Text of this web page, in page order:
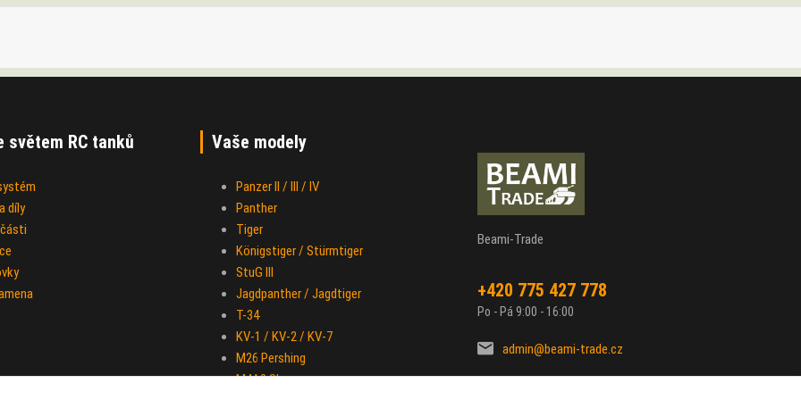
světem RC tanků
díly
Vaše modely
Panzer II / III / IV
Panther
Tiger
Königstiger / Stürmtiger
StuG III
Jagdpanther / Jagdtiger
T-34
KV-1 / KV-2 / KV-7
M26 Pershing
M4A3 Sherman
Beami-Trade
+420 775 427 778
Po - Pá 9:00 - 16:00
admin@beami-trade.cz